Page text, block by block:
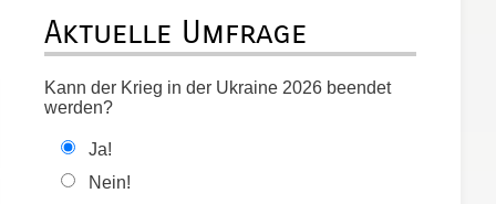
Aktuelle Umfrage
Kann der Krieg in der Ukraine 2026 beendet
werden?
Ja!
Nein!